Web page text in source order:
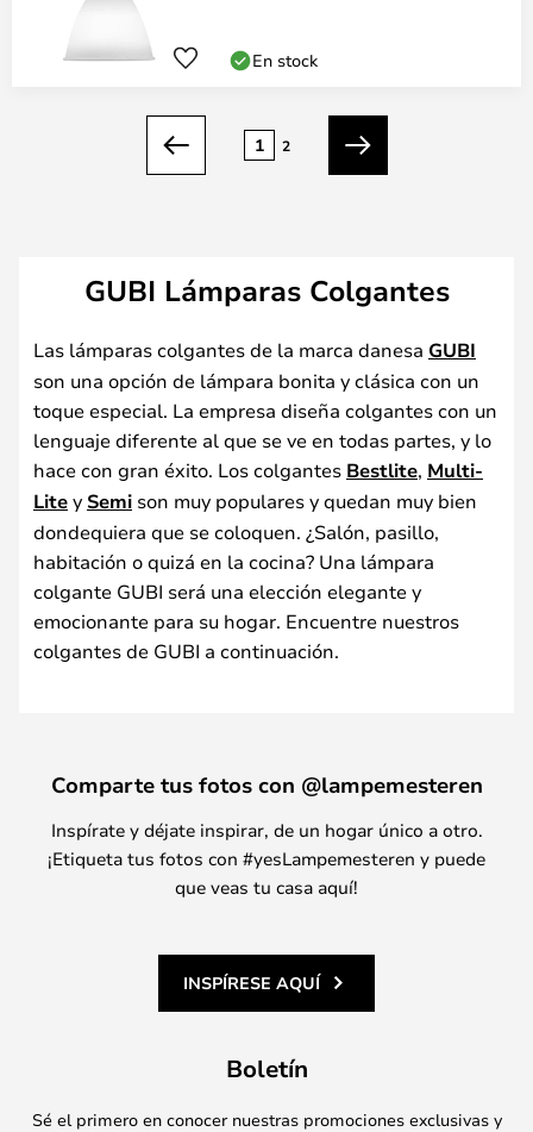
En stock
Anterior
1 2
Siguiente
GUBI Lámparas Colgantes
Las lámparas colgantes de la marca danesa GUBI
son una opción de lámpara bonita y clásica con un
toque especial. La empresa diseña colgantes con un
lenguaje diferente al que se ve en todas partes, y lo
hace con gran éxito. Los colgantes Bestlite, Multi-
Litey Semi son muy populares y quedan muy bien
dondequiera que se coloquen. ¿Salón, pasillo,
habitación o quizá en la cocina? Una lámpara
colgante GUBI será una elección elegante y
emocionante para su hogar. Encuentre nuestros
colgantes de GUBI a continuación.
Comparte tus fotos con @lampemesteren
Inspírate y déjate inspirar, de un hogar único a otro.
¡Etiqueta tus fotos con #yesLampemesteren y puede
que veas tu casa aquí!
INSPÍRESE AQUÍ
Boletín
Sé el primero en conocer nuestras promociones exclusivas y